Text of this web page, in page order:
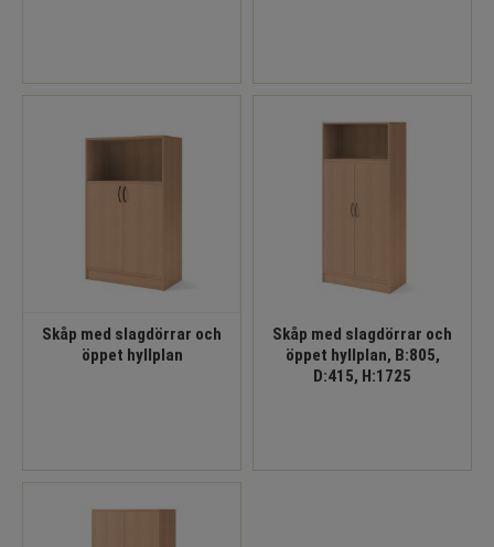
Skåp med slagdörrar och
öppet hyllplan
Skåp med slagdörrar och
öppet hyllplan, B:805,
D:415, H:1725